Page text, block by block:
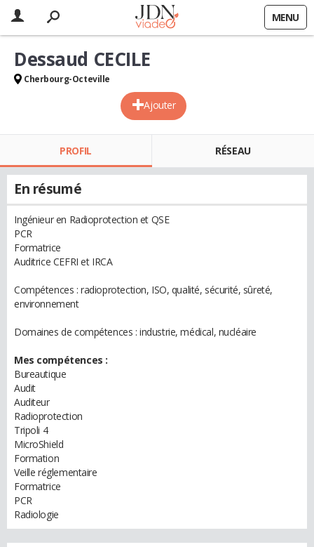
MENU
Ajouter
Dessaud CECILE
Cherbourg-Octeville
PROFIL RÉSEAU
En résumé
Ingénieur en Radioprotection et QSE
PCR
Formatrice
Auditrice CEFRI et IRCA
Compétences : radioprotection, ISO, qualité, sécurité, sûreté,
environnement
Domaines de compétences : industrie, médical, nucléaire
Mes compétences :
Bureautique
Audit
Auditeur
Radioprotection
Tripoli 4
MicroShield
Formation
Veille réglementaire
Formatrice
PCR
Radiologie